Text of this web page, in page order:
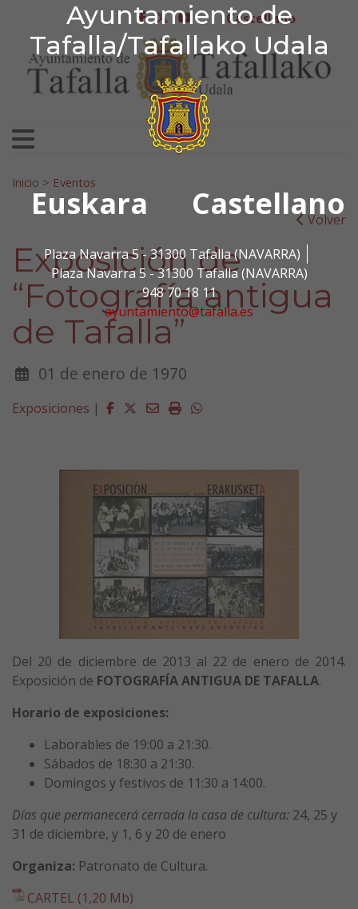
Ayuntamiento de
Tafalla/Tafallako Udala
Euskara Castellano
Plaza Navarra 5 - 31300 Tafalla (NAVARRA)
Plaza Navarra 5 - 31300 Tafalla (NAVARRA)
948 70 18 11
ayuntamiento@tafalla.es
Ir al contenido
Ayuntamiento de
facebook
twitter
youtubeCastellano
Search for:
Inicio > Eventos
Volver
Exposición de
“Fotografía antigua
de Tafalla”
01 de enero de 1970
Exposiciones | Facebook
Twitter
EmailImprimirWhatsapp
Del 20 de diciembre de 2013 al 22 de enero de 2014.
Exposición de FOTOGRAFÍA ANTIGUA DE TAFALLA.
Horario de exposiciones:
Laborables de 19:00 a 21:30.
Sábados de 18:30 a 21:30.
Domingos y festivos de 11:30 a 14:00.
Días que permanecerá cerrada la casa de cultura: 24, 25 y
31 de diciembre, y 1, 6 y 20 de enero
Organiza: Patronato de Cultura.
CARTEL (1,20 Mb)